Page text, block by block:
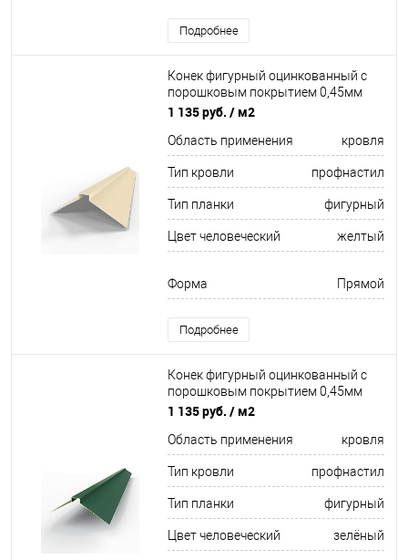
Подробнее
Конек фигурный оцинкованный c
порошковым покрытием 0,45мм
RAL 1015
1 135 руб. / м2
Область применения кровля
Тип кровли профнастил
Тип планки фигурный
Цвет человеческий желтый
Форма Прямой
Подробнее
Конек фигурный оцинкованный c
порошковым покрытием 0,45мм
RAL 6028
1 135 руб. / м2
Область применения кровля
Тип кровли профнастил
Тип планки фигурный
Цвет человеческий зелёный